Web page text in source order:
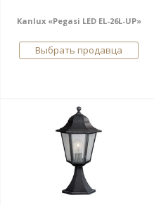
Kanlux «Pegasi LED EL-26L-UP»
Выбрать продавца